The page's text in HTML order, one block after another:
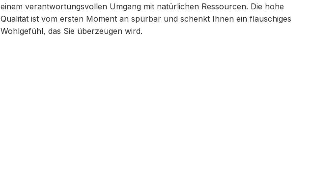
einem verantwortungsvollen Umgang mit natürlichen Ressourcen. Die hohe
Qualität ist vom ersten Moment an spürbar und schenkt Ihnen ein flauschiges
Wohlgefühl, das Sie überzeugen wird.